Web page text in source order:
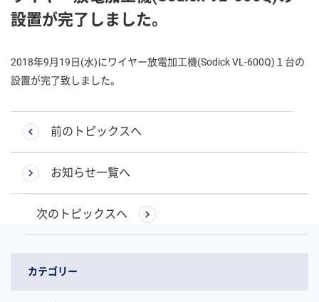
設置が完了しました。
2018年9月19日(水)にワイヤー放電加工機(Sodick VL-600Q)１台の
設置が完了致しました。
前のトピックスへ
お知らせ一覧へ
次のトピックスへ
カテゴリー